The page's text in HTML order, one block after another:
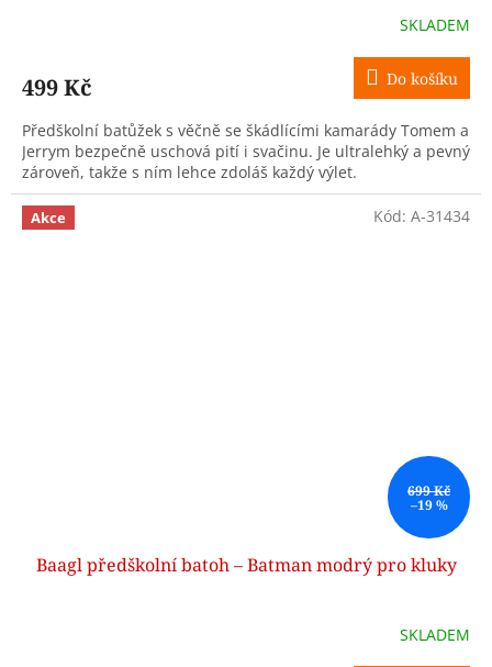
SKLADEM
499 Kč Do košíku
Předškolní batůžek s věčně se škádlícími kamarády Tomem a
Jerrym bezpečně uschová pití i svačinu. Je ultralehký a pevný
zároveň, takže s ním lehce zdoláš každý výlet.
Akce
699 Kč
–19 %
Baagl předškolní batoh – Batman modrý pro kluky
SKLADEM
Kód: A-31434